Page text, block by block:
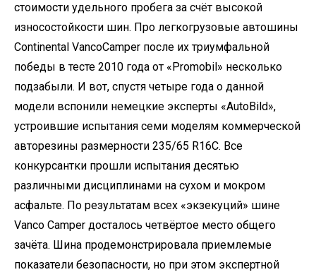
стоимости удельного пробега за счёт высокой
износостойкости шин. Про легкогрузовые автошины
Continental VancoCamper после их триумфальной
победы в тесте 2010 года от «Promobil» несколько
подзабыли. И вот, спустя четыре года о данной
модели вспонили немецкие эксперты «AutoBild»,
устроившие испытания семи моделям коммерческой
авторезины размерности 235/65 R16C. Все
конкурсантки прошли испытания десятью
различными дисциплинами на сухом и мокром
асфальте. По результатам всех «экзекуций» шине
Vanco Camper досталось четвёртое место общего
зачёта. Шина продемонстрировала приемлемые
показатели безопасности, но при этом экспертной